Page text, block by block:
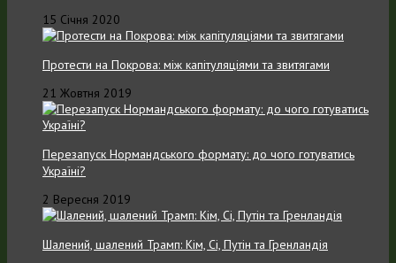
15 Січня 2020
Протести на Покрова: між капітуляціями та звитягами
21 Жовтня 2019
Перезапуск Нормандського формату: до чого готуватись
Україні?
2 Вересня 2019
Шалений, шалений Трамп: Кім, Сі, Путін та Гренландія